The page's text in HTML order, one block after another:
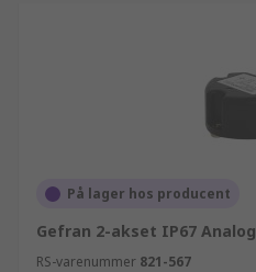
På lager hos producent
Gefran 2-akset IP67 Analog
RS-varenummer 821-567